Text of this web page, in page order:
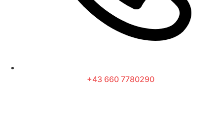
+43 660 7780290